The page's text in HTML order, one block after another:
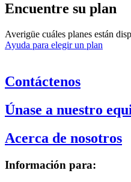
Encuentre su plan
Averigüe cuáles planes están
Ayuda para elegir un plan
Contáctenos
Únase a nuestro
Acerca de nosotros
Información para: